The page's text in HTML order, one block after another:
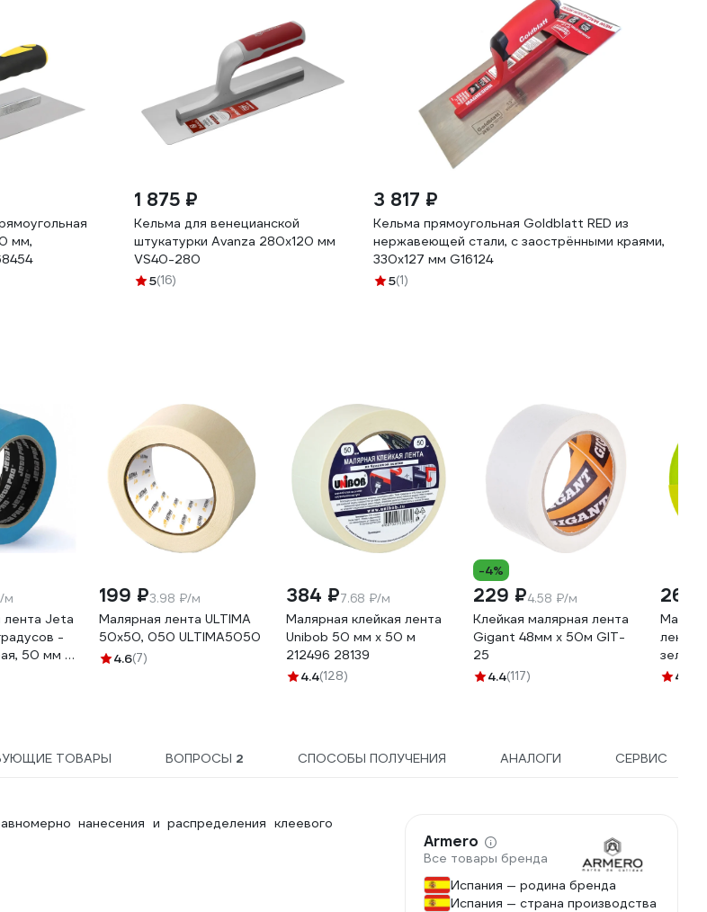
мм,
1 875 ₽
Кельма для венецианской
штукатурки Avanza 280x120 мм
VS40-280
5(16)
3 817 ₽
Кельма прямоугольная Goldblatt RED из
нержавеющей стали, с заострёнными краями,
330х127 мм G16124
5(1)
м
Jeta
-
50 мм х
199 ₽3.98 ₽/м
Малярная лента ULTIMA
50x50, 050 ULTIMA5050
4.6(7)
384 ₽7.68 ₽/м
Малярная клейкая лента
Unibob 50 мм х 50 м
212496 28139
4.4(128)
-4%
229 ₽4.58 ₽/м
Клейкая малярная лента
Gigant 48мм x 50м GIT-
25
4.4(117)
268
лента
мм, 50
4.7
ТОВАРЫ ВОПРОСЫ 2 СПОСОБЫ ПОЛУЧЕНИЯ АНАЛОГИ СЕРВИС
нанесения и распределения клеевого
Armero
Все товары бренда
Испания — родина бренда
Испания — страна производства